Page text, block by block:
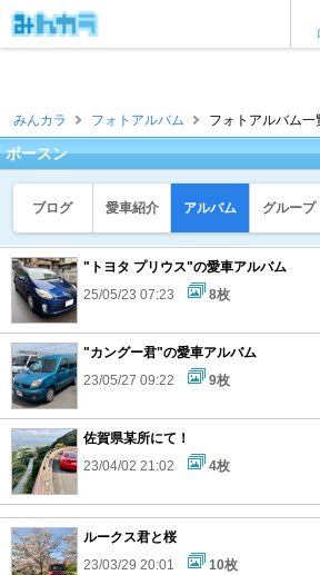
みんカラ フォトアルバム フォトアルバム一
ボースン
ブログ 愛車紹介 アルバム グループ
"トヨタ プリウス"の愛車アルバム
25/05/23 07:23
8枚
"カングー君"の愛車アルバム
23/05/27 09:22
9枚
佐賀県某所にて！
23/04/02 21:02
4枚
ルークス君と桜
23/03/29 20:01
10枚